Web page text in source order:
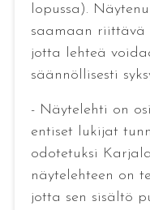
lopussa).
saamaan riittävä
jotta lehteä
säännöllisesti
- Näytelehti on
entiset lukijat
odotetuksi
näytelehteen on
jotta sen sisältö